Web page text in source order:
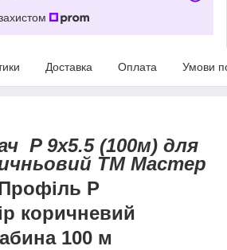
Доставка Оплата Умови
P 9х5.5 (100м) для
ТМ Мастер
P
коричневий
100 м